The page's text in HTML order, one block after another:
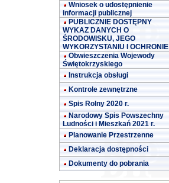
Wniosek o udostępnienie
informacji publicznej
PUBLICZNIE DOSTĘPNY
WYKAZ DANYCH O
ŚRODOWISKU, JEGO
WYKORZYSTANIU I OCHRONIE
Obwieszczenia Wojewody
Świętokrzyskiego
Instrukcja obsługi
Kontrole zewnętrzne
Spis Rolny 2020 r.
Narodowy Spis Powszechny
Ludności i Mieszkań 2021 r.
Planowanie Przestrzenne
Deklaracja dostępności
Dokumenty do pobrania